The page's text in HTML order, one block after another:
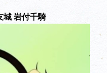
岩付千騎